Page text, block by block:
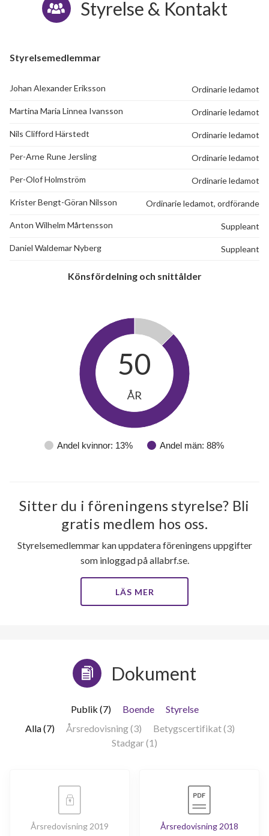
128
Styrelse & Kontakt
Styrelsemedlemmar
Johan Alexander Eriksson Ordinarie ledamot
Martina Maria Linnea Ivansson Ordinarie ledamot
Nils Clifford Härstedt Ordinarie ledamot
Per-Arne Rune Jersling Ordinarie ledamot
Per-Olof Holmström Ordinarie ledamot
Krister Bengt-Göran Nilsson Ordinarie ledamot, ordförande
Anton Wilhelm Mårtensson Suppleant
Daniel Waldemar Nyberg Suppleant
Könsfördelning och snittålder
Andel kvinnor: 13% Andel män: 88%
50
ÅR
Sitter du i föreningens styrelse? Bli
gratis medlem hos oss.
Styrelsemedlemmar kan uppdatera föreningens uppgifter
som inloggad på allabrf.se.
LÄS MER
Dokument
Publik (7) Boende
Styrelse
Alla (7)
Årsredovisning (3)
Betygscertifikat (3)
Stadgar (1)
Årsredovisning 2019 Årsredovisning 2018